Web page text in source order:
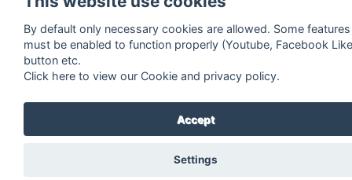
By default only necessary cookies are allowed. Some features
must be enabled to function properly (Youtube, Facebook
button etc.
Click here to view our Cookie and privacy policy.
Accept
Settings